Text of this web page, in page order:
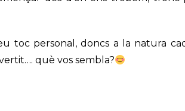
toc personal, doncs a la natura
què vos sembla?